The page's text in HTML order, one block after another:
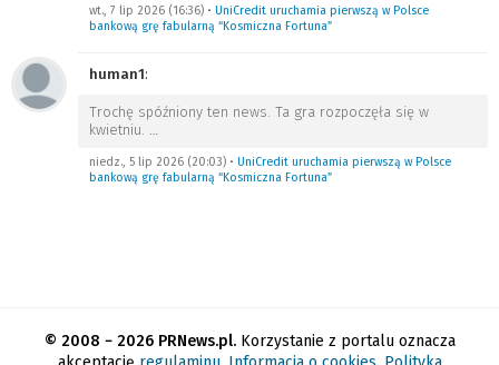
wt., 7 lip 2026 (16:36) • UniCredit uruchamia pierwszą w Polsce
bankową grę fabularną “Kosmiczna Fortuna”
human1:
Trochę spóźniony ten news. Ta gra rozpoczęła się w
kwietniu. …
niedz., 5 lip 2026 (20:03) • UniCredit uruchamia pierwszą w Polsce
bankową grę fabularną “Kosmiczna Fortuna”
© 2008 − 2026 PRNews.pl.Korzystanie z portalu oznacza